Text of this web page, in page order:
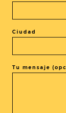
Ciudad
Tu mensaje